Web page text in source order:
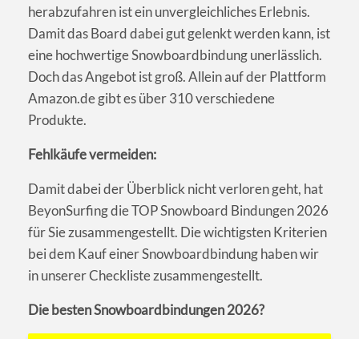
herabzufahren ist ein unvergleichliches Erlebnis.
Damit das Board dabei gut gelenkt werden kann, ist
eine hochwertige Snowboardbindung unerlässlich.
Doch das Angebot ist groß. Allein auf der Plattform
Amazon.de gibt es über 310 verschiedene
Produkte.
Fehlkäufe vermeiden:
Damit dabei der Überblick nicht verloren geht, hat
BeyonSurfing die TOP Snowboard Bindungen 2026
für Sie zusammengestellt. Die wichtigsten Kriterien
bei dem Kauf einer Snowboardbindung haben wir
in unserer Checkliste zusammengestellt.
Die besten Snowboardbindungen 2026?